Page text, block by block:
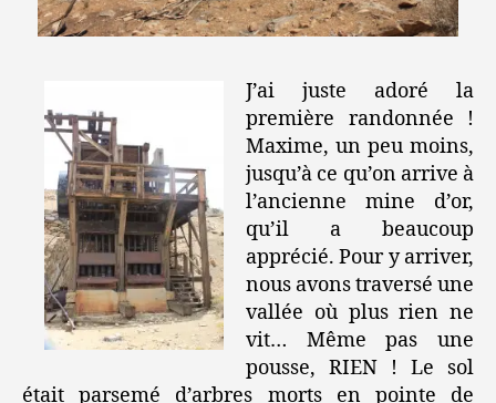
J’ai juste adoré la
première randonnée !
Maxime, un peu moins,
jusqu’à ce qu’on arrive à
l’ancienne mine d’or,
qu’il a beaucoup
apprécié. Pour y arriver,
nous avons traversé une
vallée où plus rien ne
vit… Même pas une
pousse, RIEN ! Le sol
était parsemé d’arbres morts en pointe de